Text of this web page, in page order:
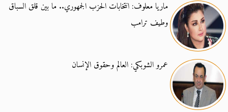
ماريا معلوف: انتخابات الحزب الجمهوري.. ما بين قلق السباق
وطيف ترامب
عمرو الشوبكي: العالم وحقوق الإنسان